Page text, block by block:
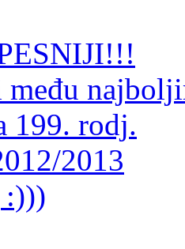
199. rodj.
2013
:)))